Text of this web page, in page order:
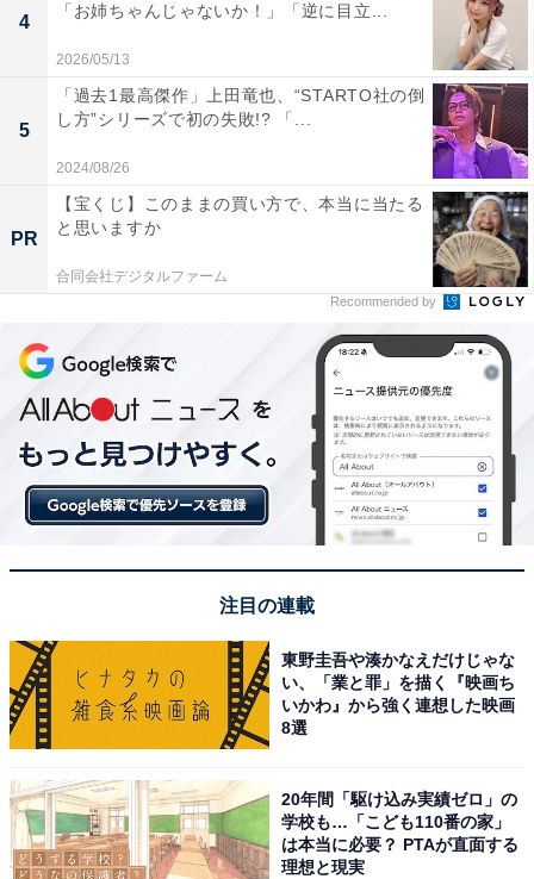
4
「お姉ちゃんじゃないか！」「逆に目立...
2026/05/13
5
「過去1最高傑作」上田竜也、“STARTO社の倒
し方”シリーズで初の失敗!? 「...
2024/08/26
PR
【宝くじ】このままの買い方で、本当に当たる
と思いますか
合同会社デジタルファーム
Recommended by
注目の連載
東野圭吾や湊かなえだけじゃな
い、「業と罪」を描く『映画ち
いかわ』から強く連想した映画
8選
20年間「駆け込み実績ゼロ」の
学校も…「こども110番の家」
は本当に必要？ PTAが直面する
理想と現実